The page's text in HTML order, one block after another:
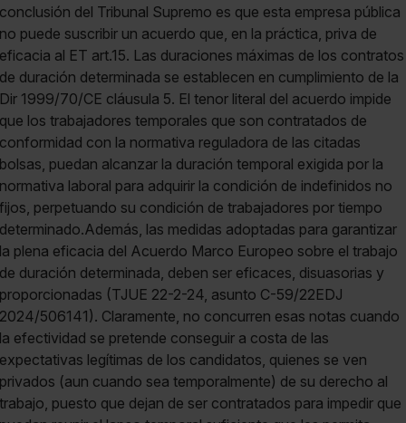
conclusión del Tribunal Supremo es que esta empresa pública
no puede suscribir un acuerdo que, en la práctica, priva de
eficacia al ET art.15. Las duraciones máximas de los contratos
de duración determinada se establecen en cumplimiento de la
Dir 1999/70/CE cláusula 5. El tenor literal del acuerdo impide
que los trabajadores temporales que son contratados de
conformidad con la normativa reguladora de las citadas
bolsas, puedan alcanzar la duración temporal exigida por la
normativa laboral para adquirir la condición de indefinidos no
fijos, perpetuando su condición de trabajadores por tiempo
determinado.Además, las medidas adoptadas para garantizar
la plena eficacia del Acuerdo Marco Europeo sobre el trabajo
de duración determinada, deben ser eficaces, disuasorias y
proporcionadas (TJUE 22-2-24, asunto C-59/22EDJ
2024/506141). Claramente, no concurren esas notas cuando
la efectividad se pretende conseguir a costa de las
expectativas legítimas de los candidatos, quienes se ven
privados (aun cuando sea temporalmente) de su derecho al
trabajo, puesto que dejan de ser contratados para impedir que